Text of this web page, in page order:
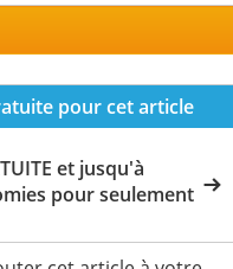
pour cet article
et jusqu'à
pour seulement